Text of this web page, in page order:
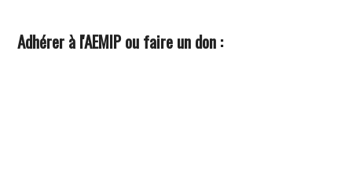
Adhérer à l'AEMIP ou faire un don :